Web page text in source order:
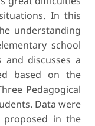
In this
understanding
school
discusses a
based on the
Pedagogical
Data were
proposed in the